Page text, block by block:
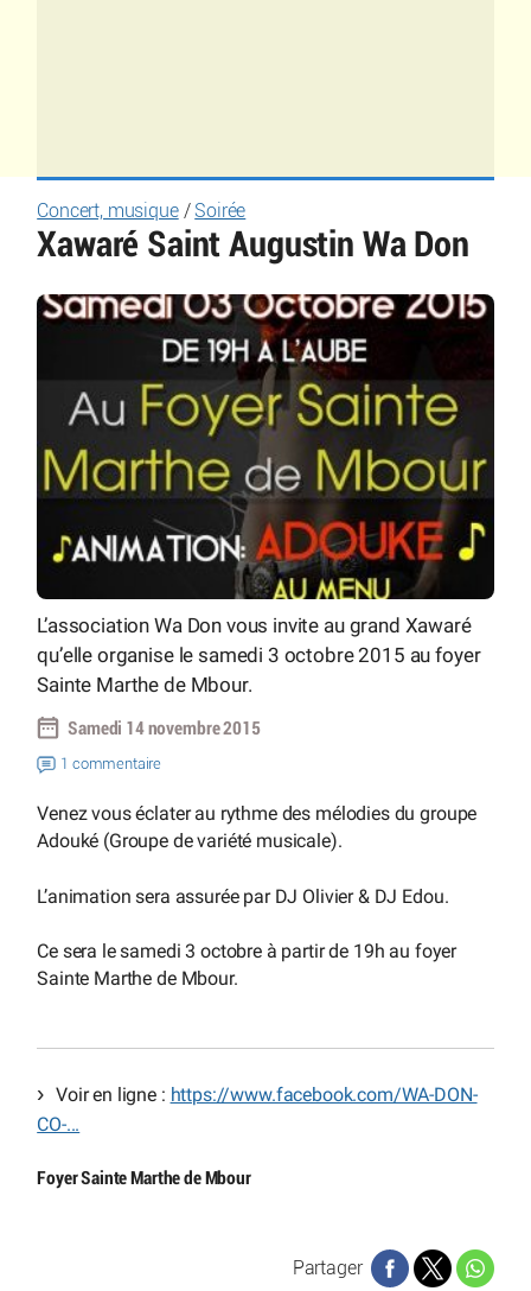
Concert, musique/ Soirée
Xawaré Saint Augustin Wa Don
L’association Wa Don vous invite au grand Xawaré
qu’elle organise le samedi 3 octobre 2015 au foyer
Sainte Marthe de Mbour.
Samedi 14 novembre 2015
1 commentaire
Venez vous éclater au rythme des mélodies du groupe
Adouké (Groupe de variété musicale).
L’animation sera assurée par DJ Olivier & DJ Edou.
Ce sera le samedi 3 octobre à partir de 19h au foyer
Sainte Marthe de Mbour.
Voir en ligne : https://www.facebook.com/WA-DON-
CO-...
Foyer Sainte Marthe de Mbour
Partager